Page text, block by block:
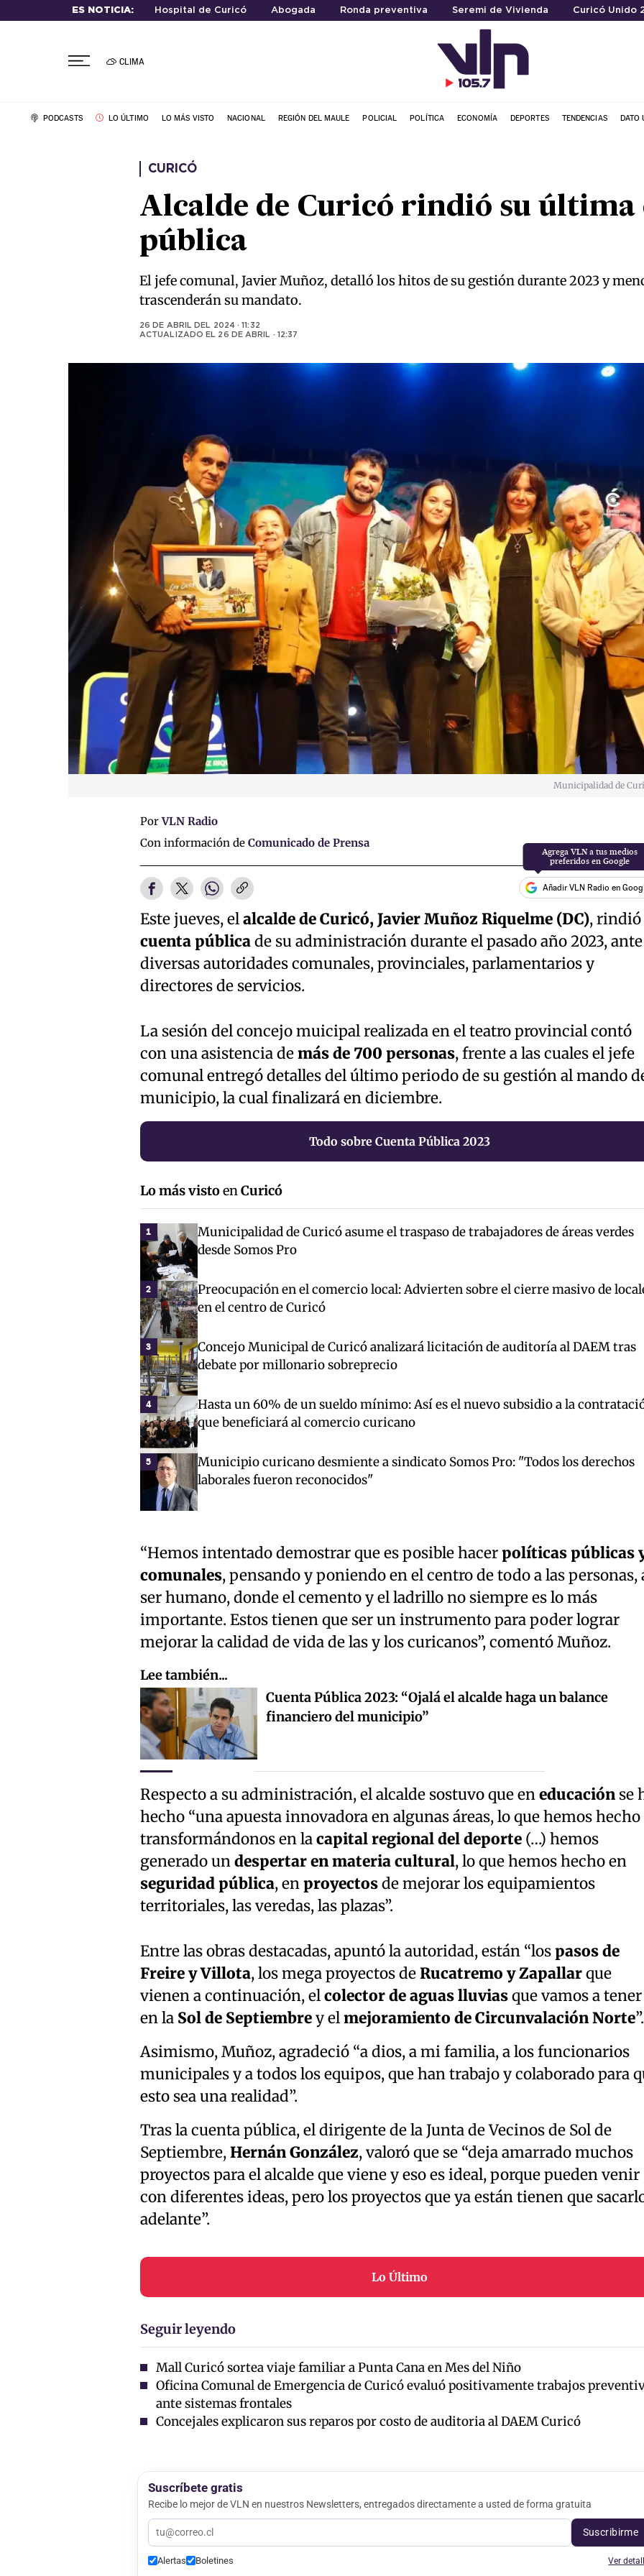
ES NOTICIA: Hospital de Curicó Abogada Ronda preventiva Seremi de Vivienda Curicó Unido
CLIMA
PODCASTS LO ÚLTIMO LO MÁS VISTO NACIONAL REGIÓN DEL MAULE POLICIAL POLÍTICA ECONOMÍA DEPORTES TENDENCIAS DATO
CURICÓ
Alcalde de Curicó rindió su última
pública
El jefe comunal, Javier Muñoz, detalló los hitos de su gestión durante 2023 y
trascenderán su mandato.
26 DE ABRIL DEL 2024 · 11:32
ACTUALIZADO EL 26 DE ABRIL · 12:37
Municipalidad de
PorVLN Radio
Con información de Comunicado de Prensa
Añadir VLN Radio en
Este jueves, elalcalde de Curicó, Javier Muñoz Riquelme (DC), rindió
cuenta públicade su administración durante el pasado año 2023, ante
diversas autoridades comunales, provinciales, parlamentarios y
directores de servicios.
La sesión del concejo muicipal realizada en el teatro provincial contó
con una asistencia demás de 700 personas, frente a las cuales el jefe
comunal entregó detalles del último periodo de su gestión al mando
municipio, la cual finalizará en diciembre.
Todo sobre Cuenta Pública 2023
Lo más vistoenCuricó
1
Municipalidad de Curicó asume el traspaso de trabajadores de áreas verdes
desde Somos Pro
2
Preocupación en el comercio local: Advierten sobre el cierre masivo de
en el centro de Curicó
3
Concejo Municipal de Curicó analizará licitación de auditoría al DAEM tras
debate por millonario sobreprecio
4
Hasta un 60% de un sueldo mínimo: Así es el nuevo subsidio a la
que beneficiará al comercio curicano
5
Municipio curicano desmiente a sindicato Somos Pro: "Todos los derechos
laborales fueron reconocidos"
“Hemos intentado demostrar que es posible hacerpolíticas públicas
comunales, pensando y poniendo en el centro de todo a las personas,
ser humano, donde el cemento y el ladrillo no siempre es lo más
importante. Estos tienen que ser un instrumento para poder lograr
mejorar la calidad de vida de las y los curicanos”, comentó Muñoz.
Lee también...
Cuenta Pública 2023: “Ojalá el alcalde haga un balance
financiero del municipio”
Respecto a su administración, el alcalde sostuvo que eneducaciónse
hecho “una apuesta innovadora en algunas áreas, lo que hemos hecho
transformándonos en lacapital regional del deporte(…) hemos
generado undespertar en materia cultural, lo que hemos hecho en
seguridad pública, enproyectosde mejorar los equipamientos
territoriales, las veredas, las plazas”.
Entre las obras destacadas, apuntó la autoridad, están “lospasos de
Freire y Villota, los mega proyectos deRucatremo y Zapallarque
vienen a continuación, elcolector de aguas lluviasque vamos a tener
en laSol de Septiembrey elmejoramiento de Circunvalación Norte”.
Asimismo, Muñoz, agradeció “a dios, a mi familia, a los funcionarios
municipales y a todos los equipos, que han trabajo y colaborado para
esto sea una realidad”.
Tras la cuenta pública, el dirigente de la Junta de Vecinos de Sol de
Septiembre,Hernán González, valoró que se “deja amarrado muchos
proyectos para el alcalde que viene y eso es ideal, porque pueden venir
con diferentes ideas, pero los proyectos que ya están tienen que
adelante”.
Lo Último
Seguir leyendo
Mall Curicó sortea viaje familiar a Punta Cana en Mes del Niño
Oficina Comunal de Emergencia de Curicó evaluó positivamente trabajos
ante sistemas frontales
Concejales explicaron sus reparos por costo de auditoria al DAEM Curicó
Suscríbete gratis
Recibe lo mejor de VLN en nuestros Newsletters, entregados directamente a usted de forma gratuita
Suscribirme
Alertas Boletines Ver